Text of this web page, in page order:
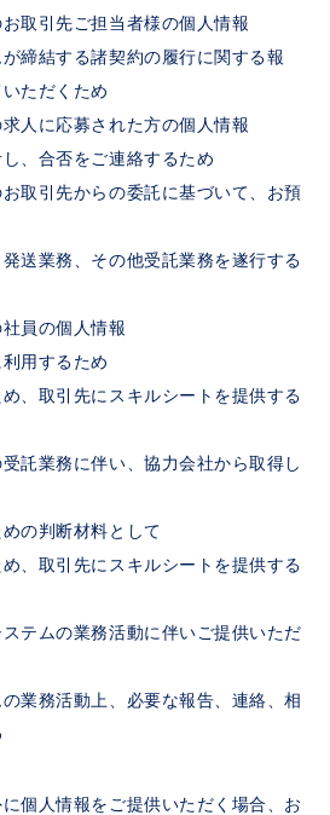
取引先ご担当者様の個人情報
結する諸契約の履行に関する報
ただくため
人に応募された方の個人情報
合否をご連絡するため
取引先からの委託に基づいて、お預
業務、その他受託業務を遂行する
員の個人情報
用するため
取引先にスキルシートを提供する
託業務に伴い、協力会社から取得し
の判断材料として
取引先にスキルシートを提供する
テムの業務活動に伴いご提供いただ
務活動上、必要な報告、連絡、相
個人情報をご提供いただく場合、お